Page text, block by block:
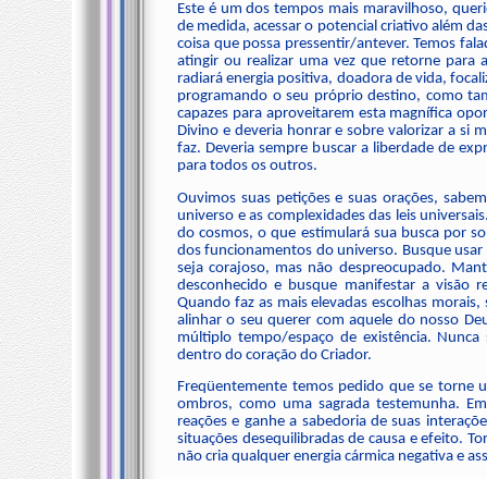
Este é um dos tempos mais maravilhoso,
de medida, acessar o potencial criativo além
coisa que possa pressentir/antever. Temos
atingir ou realizar uma vez que retorne para
radiará energia positiva, doadora de vida,
programando o seu próprio destino, como
capazes para aproveitarem esta magnífica
Divino e deveria honrar e sobre valorizar a si
faz. Deveria sempre buscar a liberdade de
para todos os outros.
Ouvimos suas petições e suas orações,
universo e as complexidades das leis
do cosmos, o que estimulará sua busca por
dos funcionamentos do universo. Busque
seja corajoso, mas não despreocupado.
desconhecido e busque manifestar a visão
Quando faz as mais elevadas escolhas
alinhar o seu querer com aquele do nosso
múltiplo tempo/espaço de existência.
dentro do coração do Criador.
Freqüentemente temos pedido que se torne
ombros, como uma sagrada testemunha.
reações e ganhe a sabedoria de suas
situações desequilibradas de causa e efeito.
não cria qualquer energia cármica negativa e